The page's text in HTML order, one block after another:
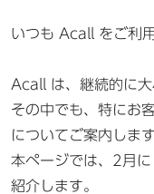
いつも Acall をご利
Acall は、継続的に大
その中でも、特にお
についてご案内します
本ページでは、2月
紹介します。